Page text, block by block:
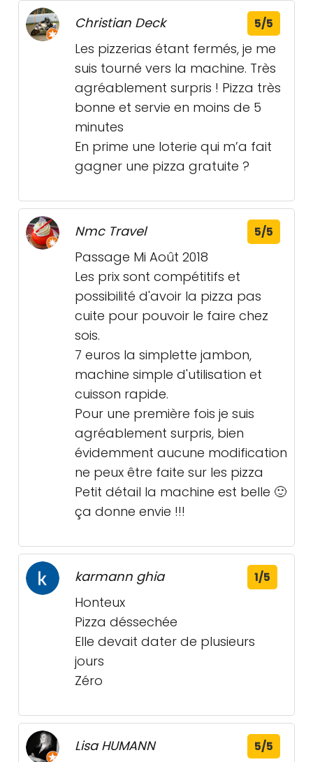
Christian Deck 5/5
Les pizzerias étant fermés, je me
suis tourné vers la machine. Très
agréablement surpris ! Pizza très
bonne et servie en moins de 5
minutes
En prime une loterie qui m’a fait
gagner une pizza gratuite ?
Nmc Travel 5/5
Passage Mi Août 2018
Les prix sont compétitifs et
possibilité d'avoir la pizza pas
cuite pour pouvoir le faire chez
sois.
7 euros la simplette jambon,
machine simple d'utilisation et
cuisson rapide.
Pour une première fois je suis
agréablement surpris, bien
évidemment aucune modification
ne peux être faite sur les pizza
Petit détail la machine est belle 🙂
ça donne envie !!!
karmann ghia 1/5
Honteux
Pizza déssechée
Elle devait dater de plusieurs
jours
Zéro
Lisa HUMANN 5/5